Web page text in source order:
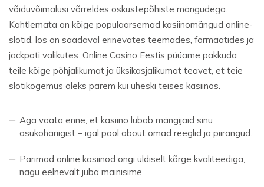
võiduvõimalusi võrreldes oskustepõhiste mängudega.
Kahtlemata on kõige populaarsemad kasiinomängud online-
slotid, los on saadaval erinevates teemades, formaatides ja
jackpoti valikutes. Online Casino Eestis püüame pakkuda
teile kõige põhjalikumat ja üksikasjalikumat teavet, et teie
slotikogemus oleks parem kui üheski teises kasiinos.
Aga vaata enne, et kasiino lubab mängijaid sinu
asukohariigist – igal pool about omad reeglid ja piirangud.
Parimad online kasiinod ongi üldiselt kõrge kvaliteediga,
nagu eelnevalt juba mainisime.